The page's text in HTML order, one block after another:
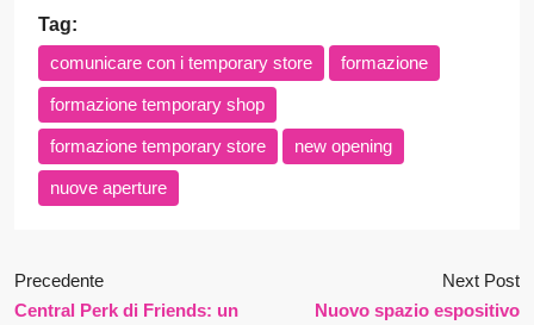
Tag:
comunicare con i temporary store
formazione
formazione temporary shop
formazione temporary store new opening
nuove aperture
Precedente
Central Perk di Friends: un
Next Post
Nuovo spazio espositivo